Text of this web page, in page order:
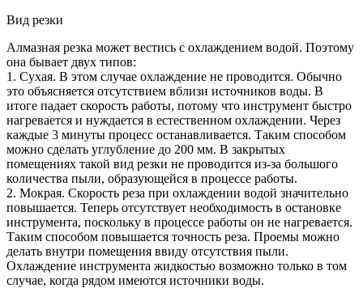
Вид резки
Алмазная резка может вестись с охлаждением водой. Поэтому
она бывает двух типов:
1. Сухая. В этом случае охлаждение не проводится. Обычно
это объясняется отсутствием вблизи источников воды. В
итоге падает скорость работы, потому что инструмент быстро
нагревается и нуждается в естественном охлаждении. Через
каждые 3 минуты процесс останавливается. Таким способом
можно сделать углубление до 200 мм. В закрытых
помещениях такой вид резки не проводится из-за большого
количества пыли, образующейся в процессе работы.
2. Мокрая. Скорость реза при охлаждении водой значительно
повышается. Теперь отсутствует необходимость в остановке
инструмента, поскольку в процессе работы он не нагревается.
Таким способом повышается точность реза. Проемы можно
делать внутри помещения ввиду отсутствия пыли.
Охлаждение инструмента жидкостью возможно только в том
случае, когда рядом имеются источники воды.